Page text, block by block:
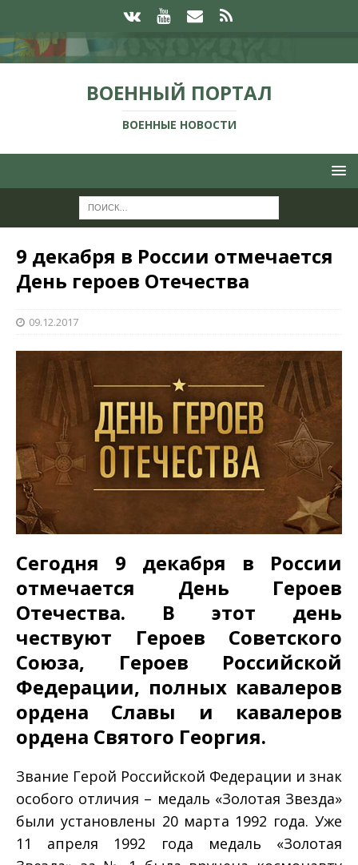
ВОЕННЫЙ ПОРТАЛ
ВОЕННЫЕ НОВОСТИ
9 декабря в России отмечается
День героев Отечества
09.12.2017
Сегодня 9 декабря в России
отмечается День Героев
Отечества. В этот день
чествуют Героев Советского
Союза, Героев Российской
Федерации, полных кавалеров
ордена Славы и кавалеров
ордена Святого Георгия.
Звание Герой Российской Федерации и знак
особого отличия – медаль «Золотая Звезда»
были установлены 20 марта 1992 года. Уже
11 апреля 1992 года медаль «Золотая